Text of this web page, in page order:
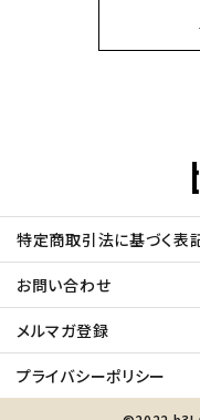
特定商取引法に基づく表
お問い合わせ
メルマガ登録
プライバシーポリシー